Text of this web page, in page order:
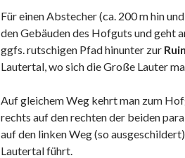
Für einen Abstecher (ca. 200 m hin
den Gebäuden des Hofguts und geht
ggfs. rutschigen Pfad hinunter zur
Lautertal, wo sich die Große Lauter
Auf gleichem Weg kehrt man zum
rechts auf den rechten der beiden
auf den linken Weg (so
Lautertal führt.